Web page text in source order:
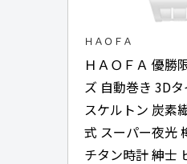
ＨＡＯＦＡ
ＨＡＯＦＡ 優勝
ズ 自動巻き 3D
スケルトン 炭素
式 スーパー夜光
チタン時計 紳士